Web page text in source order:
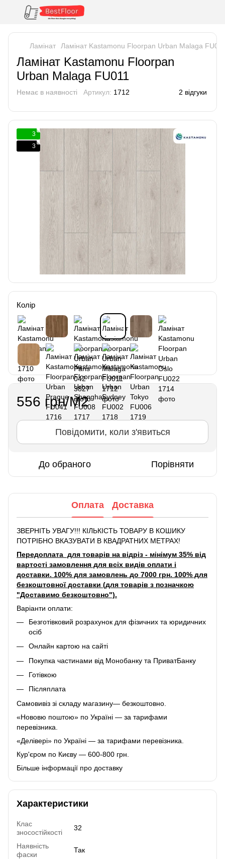
Ламінат Ламінат Kastamonu Floorpan Urban Malaga
Ламінат Kastamonu Floorpan
Urban Malaga FU011
Немає в наявності Артикул: 1712 2 відгуки
3
3
Колір
556 грн/М2
Повідомити, коли з'явиться
До обраного Порівняти
Оплата Доставка
ЗВЕРНІТЬ УВАГУ!!! КІЛЬКІСТЬ ТОВАРУ В КОШИКУ
ПОТРІБНО ВКАЗУВАТИ В КВАДРАТНИХ МЕТРАХ!
Передоплата для товарів на відріз - мінімум 35% від
вартості замовлення для всіх видів оплати і
доставки. 100% для замовлень до 7000 грн. 100% для
безкоштовної доставки (для товарів з позначкою
"Доставимо безкоштовно").
Варіанти оплати:
Безготівковий розрахунок для фізичних та юридичних
осіб
Онлайн картою на сайті
Покупка частинами від Монобанку та ПриватБанку
Готівкою
Післяплата
Самовивіз зі складу магазину— безкоштовно.
«Нововю поштою» по Україні — за тарифами
перевізника.
«Делівері» по Україні — за тарифами перевізника.
Кур'єром по Києву — 600-800 грн.
Більше інформації про доставку
Характеристики
Клас
зносостійкості
32
Наявність
фаски
Так